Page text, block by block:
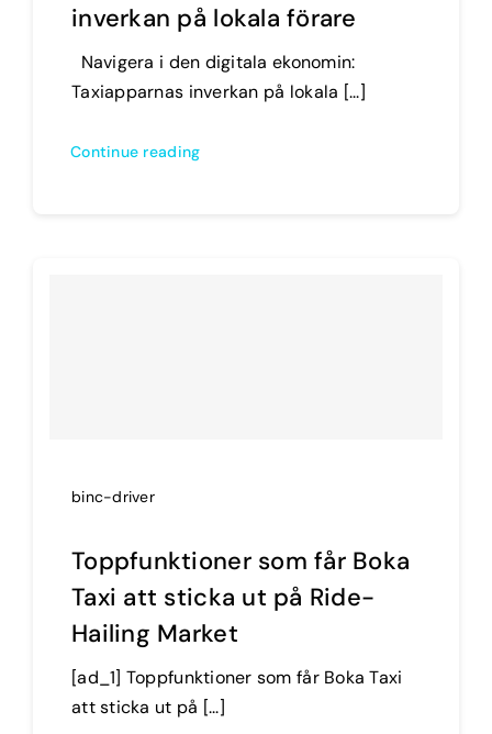
inverkan på lokala förare
Navigera i den digitala ekonomin:
Taxiapparnas inverkan på lokala [...]
Continue reading
binc-driver
Toppfunktioner som får Boka
Taxi att sticka ut på Ride-
Hailing Market
[ad_1] Toppfunktioner som får Boka Taxi
att sticka ut på [...]